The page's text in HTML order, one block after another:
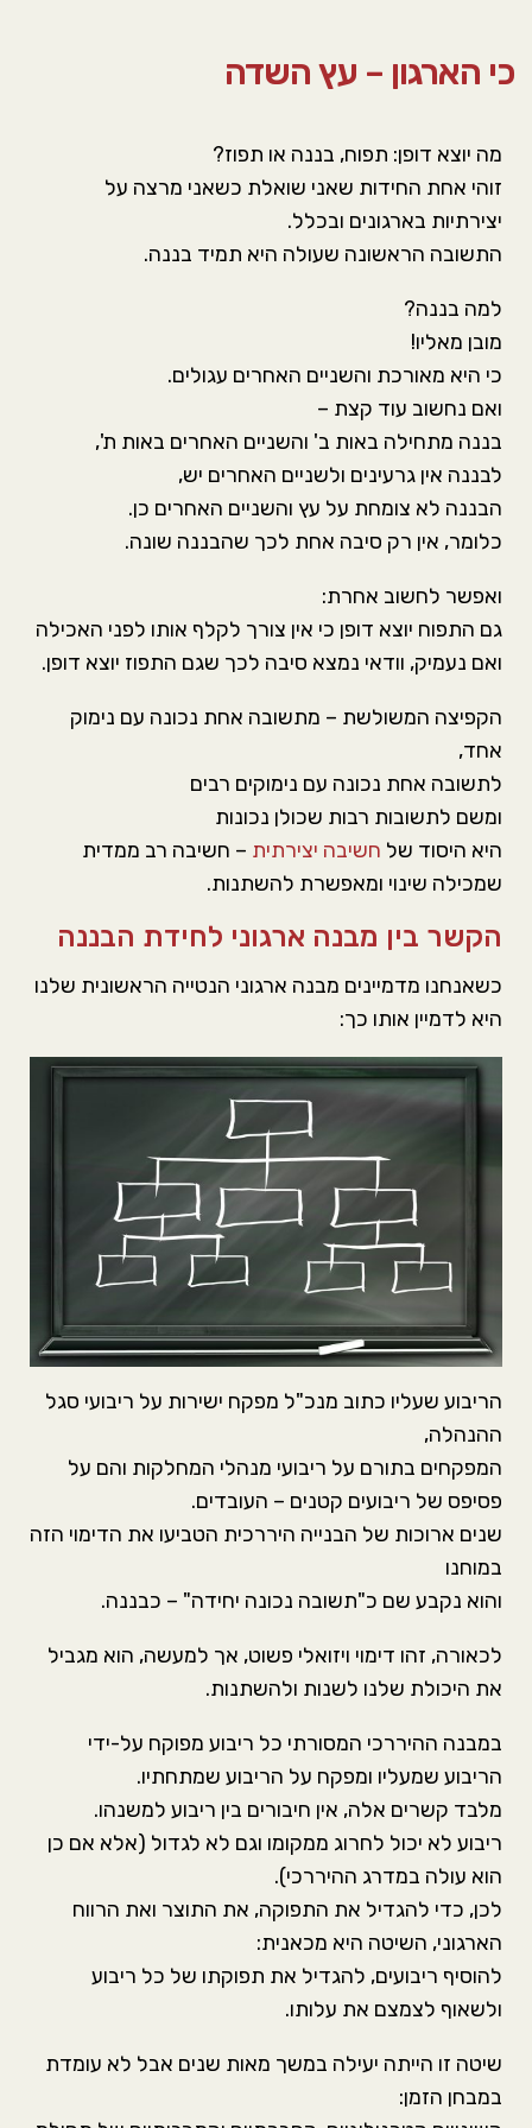
אפס את כל האפשרויות
cached
כי הארגון – עץ השדה
מה יוצא דופן: תפוח, בננה או תפוז?
זוהי אחת החידות שאני שואלת כשאני מרצה על
יצירתיות בארגונים ובכלל.
התשובה הראשונה שעולה היא תמיד בננה.
למה בננה?
מובן מאליו!
כי היא מאורכת והשניים האחרים עגולים.
ואם נחשוב עוד קצת –
בננה מתחילה באות ב' והשניים האחרים באות ת',
לבננה אין גרעינים ולשניים האחרים יש,
הבננה לא צומחת על עץ והשניים האחרים כן.
כלומר, אין רק סיבה אחת לכך שהבננה שונה.
ואפשר לחשוב אחרת:
גם התפוח יוצא דופן כי אין צורך לקלף אותו לפני האכילה
ואם נעמיק, וודאי נמצא סיבה לכך שגם התפוז יוצא דופן.
הקפיצה המשולשת – מתשובה אחת נכונה עם נימוק
אחד,
לתשובה אחת נכונה עם נימוקים רבים
ומשם לתשובות רבות שכולן נכונות
היא היסוד של חשיבה יצירתית – חשיבה רב ממדית
שמכילה שינוי ומאפשרת להשתנות.
הקשר בין מבנה ארגוני לחידת הבננה
כשאנחנו מדמיינים מבנה ארגוני הנטייה הראשונית שלנו
היא לדמיין אותו כך:
הריבוע שעליו כתוב מנכ"ל מפקח ישירות על ריבועי סגל
ההנהלה,
המפקחים בתורם על ריבועי מנהלי המחלקות והם על
פסיפס של ריבועים קטנים – העובדים.
שנים ארוכות של הבנייה היררכית הטביעו את הדימוי הזה
במוחנו
והוא נקבע שם כ"תשובה נכונה יחידה" – כבננה.
לכאורה, זהו דימוי ויזואלי פשוט, אך למעשה, הוא מגביל
את היכולת שלנו לשנות ולהשתנות.
במבנה ההיררכי המסורתי כל ריבוע מפוקח על-ידי
הריבוע שמעליו ומפקח על הריבוע שמתחתיו.
מלבד קשרים אלה, אין חיבורים בין ריבוע למשנהו.
ריבוע לא יכול לחרוג ממקומו וגם לא לגדול (אלא אם כן
הוא עולה במדרג ההיררכי).
לכן, כדי להגדיל את התפוקה, את התוצר ואת הרווח
הארגוני, השיטה היא מכאנית:
להוסיף ריבועים, להגדיל את תפוקתו של כל ריבוע
ולשאוף לצמצם את עלותו.
שיטה זו הייתה יעילה במשך מאות שנים אבל לא עומדת
במבחן הזמן: